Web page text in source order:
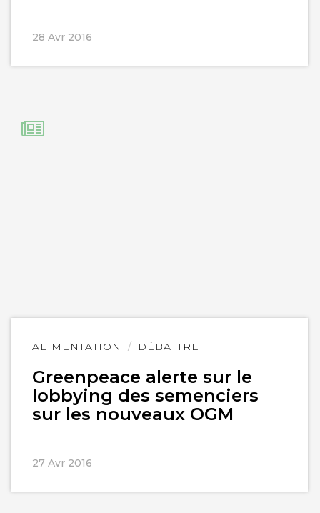
28 Avr 2016
ALIMENTATION DÉBATTRE
Greenpeace alerte sur le
lobbying des semenciers
sur les nouveaux OGM
27 Avr 2016
Lire